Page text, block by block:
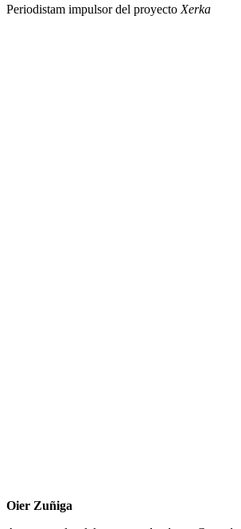
Periodistam impulsor del proyecto Xerka
Oier Zuñiga